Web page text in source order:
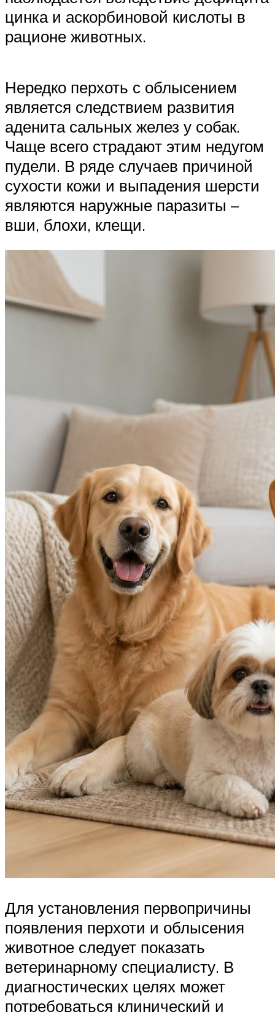
цинка и аскорбиновой кислоты в
рационе животных.
Нередко перхоть с облысением
является следствием развития
аденита сальных желез у собак.
Чаще всего страдают этим недугом
пудели. В ряде случаев причиной
сухости кожи и выпадения шерсти
являются наружные паразиты –
вши, блохи, клещи.
Для установления первопричины
появления перхоти и облысения
животное следует показать
ветеринарному специалисту. В
диагностических целях может
потребоваться клинический и